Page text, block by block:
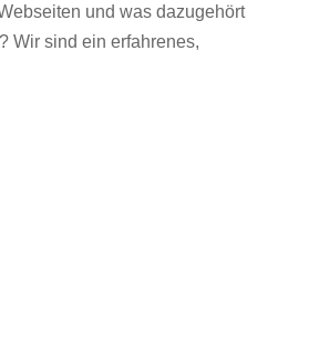
und was dazugehört
Wir sind ein erfahrenes,